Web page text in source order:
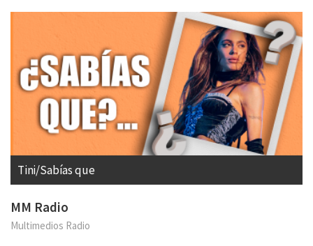
Tini/Sabías que
MM Radio
Multimedios Radio